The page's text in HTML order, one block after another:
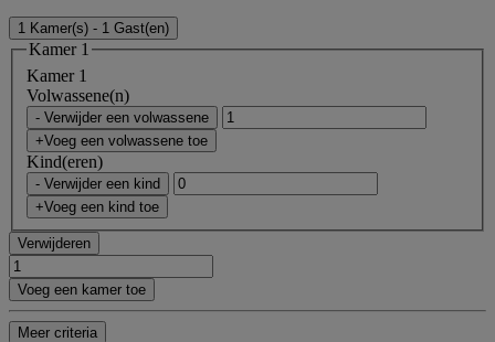
1 Kamer(s) - 1 Gast(en)
Kamer 1
Kamer 1
Volwassene(n)
- Verwijder een volwassene
+Voeg een volwassene toe
Kind(eren)
- Verwijder een kind
+Voeg een kind toe
Verwijderen
Voeg een kamer toe
Meer criteria